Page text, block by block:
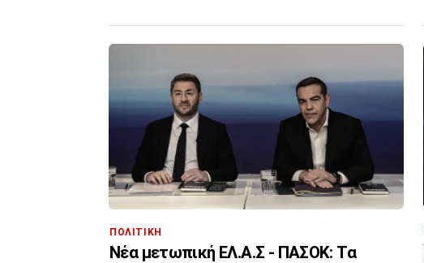
ΠΟΛΙΤΙΚΗ
Νέα μετωπική ΕΛ.Α.Σ - ΠΑΣΟΚ: Τα